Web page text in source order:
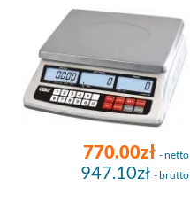
770.00zł - netto
947.10zł - brutto